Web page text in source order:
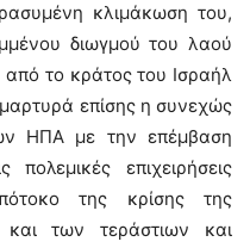
κλιμάκωση του,
διωγμού του λαού
το κράτος του Ισραήλ
επίσης η συνεχώς
ΗΠΑ με την επέμβαση
επιχειρήσεις
της κρίσης της
και των τεράστιων και